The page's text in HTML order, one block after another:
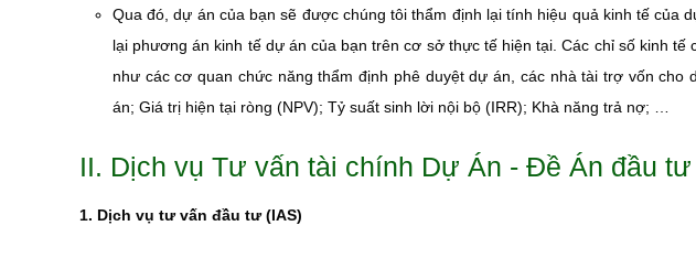
Qua đó, dự án của bạn sẽ được chúng tôi thẩm định lại tính hiệu quả kinh tế của
lại phương án kinh tế dự án của bạn trên cơ sở thực tế hiện tại. Các chỉ số kinh
như các cơ quan chức năng thẩm định phê duyệt dự án, các nhà tài trợ vốn
án; Giá trị hiện tại ròng (NPV); Tỷ suất sinh lời nội bộ (IRR); Khà năng trả nợ; …
II. Dịch vụ Tư vấn tài chính Dự Án - Đề Án đầu
1. Dịch vụ tư vấn đầu tư (IAS)